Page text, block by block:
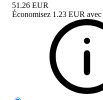
51.26 EUR
Économisez 1.23 EUR avec